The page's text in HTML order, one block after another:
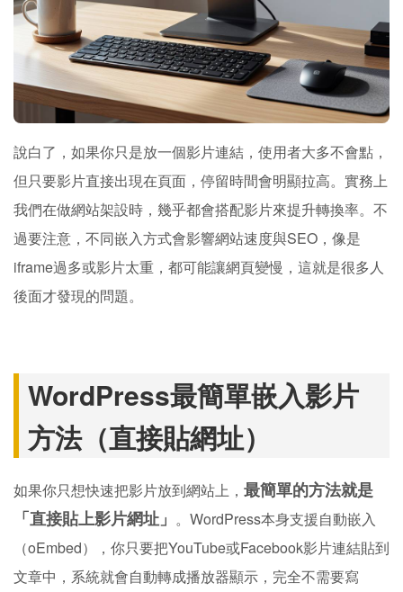
說白了，如果你只是放一個影片連結，使用者大多不會點，
但只要影片直接出現在頁面，停留時間會明顯拉高。實務上
我們在做網站架設時，幾乎都會搭配影片來提升轉換率。不
過要注意，不同嵌入方式會影響網站速度與SEO，像是
iframe過多或影片太重，都可能讓網頁變慢，這就是很多人
後面才發現的問題。
WordPress最簡單嵌入影片
方法（直接貼網址）
如果你只想快速把影片放到網站上， 最簡單的方法就是
「直接貼上影片網址」 。WordPress本身支援自動嵌入
（oEmbed），你只要把YouTube或Facebook影片連結貼到
文章中，系統就會自動轉成播放器顯示，完全不需要寫